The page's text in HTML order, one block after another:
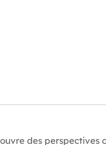
des